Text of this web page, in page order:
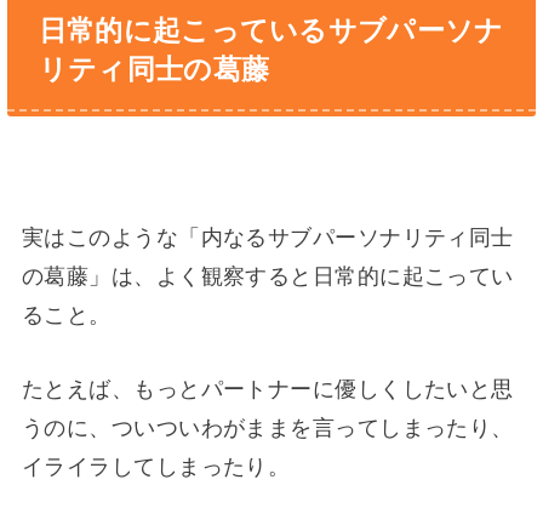
日常的に起こっているサブパーソナ
リティ同士の葛藤
実はこのような「内なるサブパーソナリティ同士
の葛藤」は、よく観察すると日常的に起こってい
ること。
たとえば、もっとパートナーに優しくしたいと思
うのに、ついついわがままを言ってしまったり、
イライラしてしまったり。